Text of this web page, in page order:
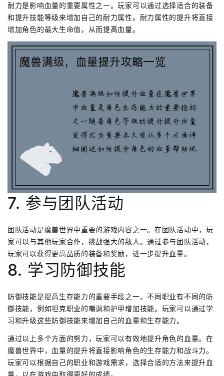
耐力是影响血量的重要属性之一。玩家可以通过选择适合的装备
和提升技能等级来增加自己的耐力属性。耐力属性的提升将直接
增加角色的最大生命值，从而提高血量。
7. 参与团队活动
团队活动是魔兽世界中重要的游戏内容之一。在团队活动中，玩
家可以与其他玩家合作，挑战强大的敌人。通过参与团队活动，
玩家可以获得更高品质的装备和奖励，进一步提升血量。
8. 学习防御技能
防御技能是提高生存能力的重要手段之一。不同职业有不同的防
御技能，例如坦克职业的嘲讽和护甲增加技能。玩家可以通过学
习和升级这些防御技能来增加自己的血量和生存能力。
通过以上多个方面的努力，玩家可以有效地提升角色的血量。在
魔兽世界中，血量的提升将直接影响角色的生存能力和战斗力。
玩家可以根据自己的职业和游戏需求，选择合适的方法来提升血
量，以在游戏中取得更好的成绩。